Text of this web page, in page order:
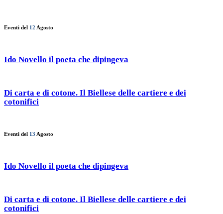
Eventi del 12 Agosto
Ido Novello il poeta che dipingeva
Di carta e di cotone. Il Biellese delle cartiere e dei
cotonifici
Eventi del 13 Agosto
Ido Novello il poeta che dipingeva
Di carta e di cotone. Il Biellese delle cartiere e dei
cotonifici